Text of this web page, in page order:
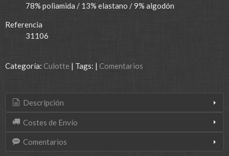
78% poliamida / 13% elastano / 9% algodón
Referencia
31106
Categoría: Culotte | Tags: | Comentarios
Descripción
Costes de Envío
Comentarios